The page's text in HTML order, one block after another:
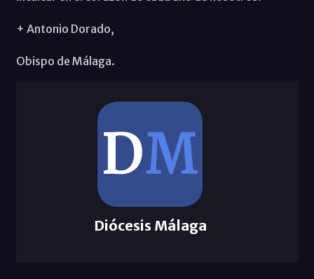
+ Antonio Dorado,
Obispo de Málaga.
Diócesis Málaga